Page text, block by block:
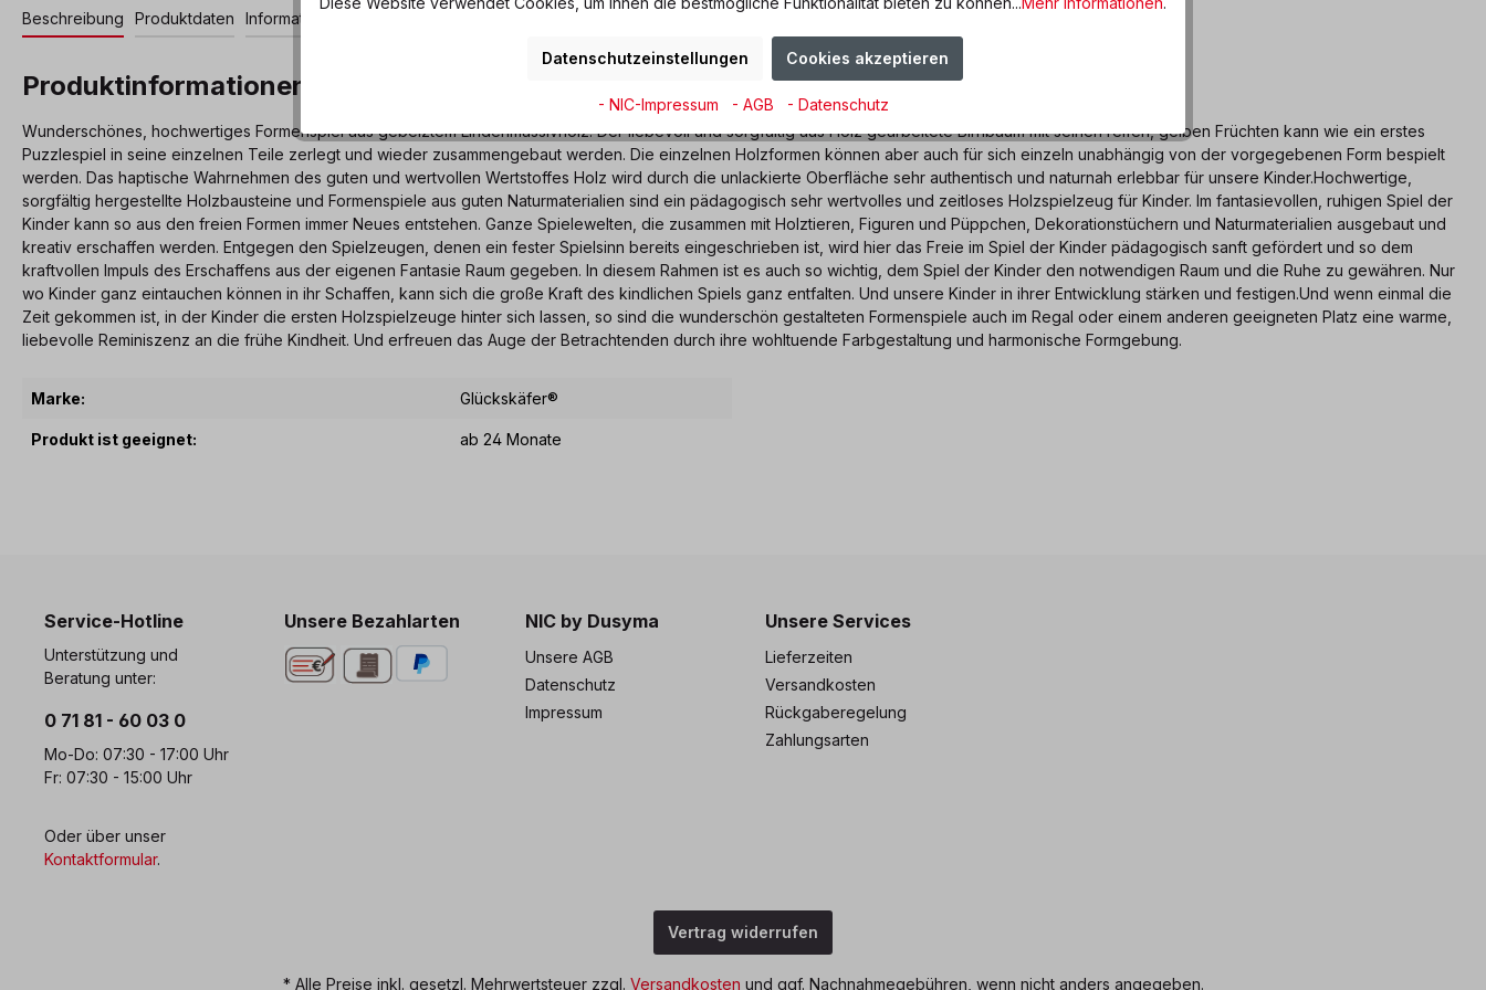
Beschreibung Produktdaten Informationen und Hinweise
Produktinformationen "Birnbaum"
Wunderschönes, hochwertiges Formenspiel aus gebeiztem Lindenmassivholz. Der liebevoll und sorgfältig aus Holz gearbeitete Birnbaum mit seinen reifen, gelben Früchten kann wie ein erstes
Puzzlespiel in seine einzelnen Teile zerlegt und wieder zusammengebaut werden. Die einzelnen Holzformen können aber auch für sich einzeln unabhängig von der vorgegebenen Form bespielt
werden. Das haptische Wahrnehmen des guten und wertvollen Wertstoffes Holz wird durch die unlackierte Oberfläche sehr authentisch und naturnah erlebbar für unsere Kinder.Hochwertige,
sorgfältig hergestellte Holzbausteine und Formenspiele aus guten Naturmaterialien sind ein pädagogisch sehr wertvolles und zeitloses Holzspielzeug für Kinder. Im fantasievollen, ruhigen Spiel der
Kinder kann so aus den freien Formen immer Neues entstehen. Ganze Spielewelten, die zusammen mit Holztieren, Figuren und Püppchen, Dekorationstüchern und Naturmaterialien ausgebaut und
kreativ erschaffen werden. Entgegen den Spielzeugen, denen ein fester Spielsinn bereits eingeschrieben ist, wird hier das Freie im Spiel der Kinder pädagogisch sanft gefördert und so dem
kraftvollen Impuls des Erschaffens aus der eigenen Fantasie Raum gegeben. In diesem Rahmen ist es auch so wichtig, dem Spiel der Kinder den notwendigen Raum und die Ruhe zu gewähren. Nur
wo Kinder ganz eintauchen können in ihr Schaffen, kann sich die große Kraft des kindlichen Spiels ganz entfalten. Und unsere Kinder in ihrer Entwicklung stärken und festigen.Und wenn einmal die
Zeit gekommen ist, in der Kinder die ersten Holzspielzeuge hinter sich lassen, so sind die wunderschön gestalteten Formenspiele auch im Regal oder einem anderen geeigneten Platz eine warme,
liebevolle Reminiszenz an die frühe Kindheit. Und erfreuen das Auge der Betrachtenden durch ihre wohltuende Farbgestaltung und harmonische Formgebung.
Marke: Glückskäfer®
Produkt ist geeignet: ab 24 Monate
Service-Hotline
Unterstützung und
Beratung unter:
0 71 81 - 60 03 0
Mo-Do: 07:30 - 17:00 Uhr
Fr: 07:30 - 15:00 Uhr
Oder über unser
Kontaktformular.
Unsere Bezahlarten NIC by Dusyma
Unsere AGB
Datenschutz
Impressum
Unsere Services
Lieferzeiten
Versandkosten
Rückgaberegelung
Zahlungsarten
Vertrag widerrufen
* Alle Preise inkl. gesetzl. Mehrwertsteuer zzgl. Versandkosten und ggf. Nachnahmegebühren, wenn nicht anders angegeben.
Datenschutzeinstellungen Cookies akzeptieren
- NIC-Impressum - AGB - Datenschutz